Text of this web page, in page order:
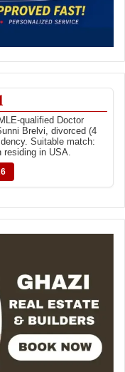
qualified Doctor
Brelvi, divorced (4
Suitable match:
residing in USA.